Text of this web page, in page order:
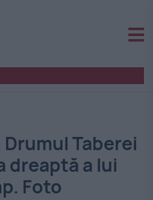
Taberei
dreaptă a lui
Foto